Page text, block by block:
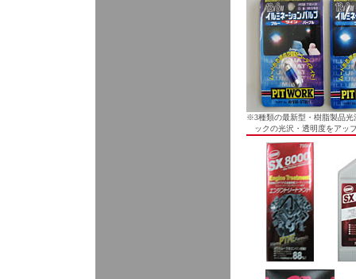
※3種類の最新型・樹脂製品
ックの光沢・透明度をアッ